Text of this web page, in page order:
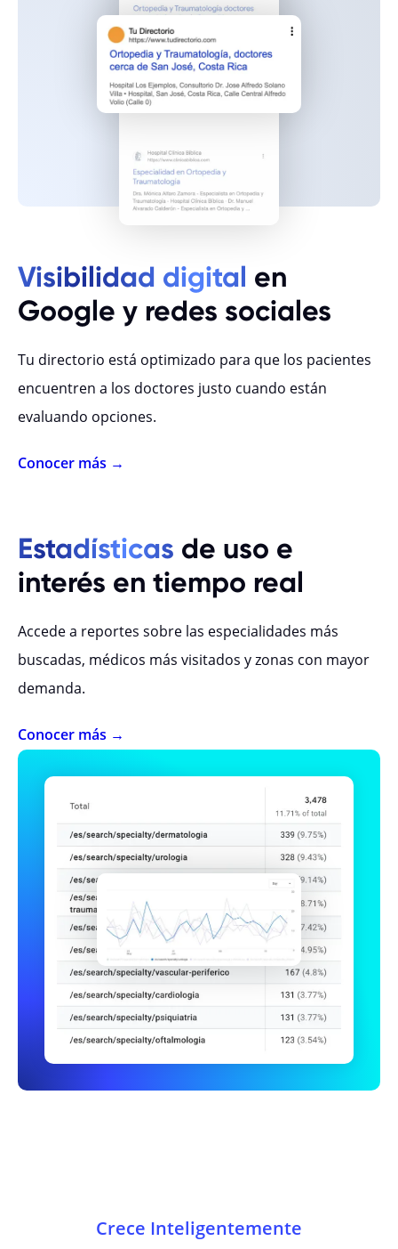
Visibilidad digital en
Google y redes sociales
Tu directorio está optimizado para que los pacientes
encuentren a los doctores justo cuando están
evaluando opciones.
Conocer más →
Estadísticas de uso e
interés en tiempo real
Accede a reportes sobre las especialidades más
buscadas, médicos más visitados y zonas con mayor
demanda.
Conocer más →
Crece Inteligentemente